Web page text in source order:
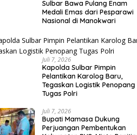
Sulbar Bawa Pulang Enam
Medali Emas dari Pesparawi
Nasional di Manokwari
Juli 7, 2026
Kapolda Sulbar Pimpin
Pelantikan Karolog Baru,
Tegaskan Logistik Penopang
Tugas Polri
Juli 7, 2026
Bupati Mamasa Dukung
Perjuangan Pembentukan